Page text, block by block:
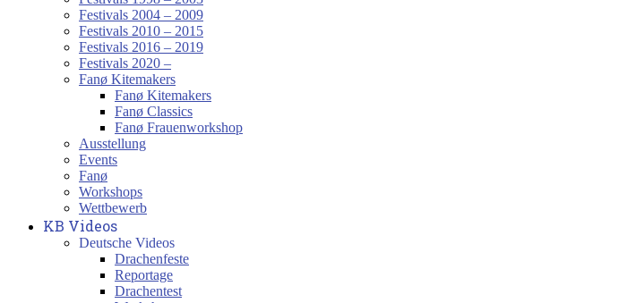
Festivals 2004 – 2009
Festivals 2010 – 2015
Festivals 2016 – 2019
Festivals 2020 –
Fanø Kitemakers
Fanø Kitemakers
Fanø Classics
Fanø Frauenworkshop
Ausstellung
Events
Fanø
Workshops
Wettbewerb
KB Videos
Deutsche Videos
Drachenfeste
Reportage
Drachentest